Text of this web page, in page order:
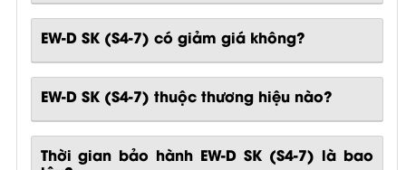
EW-D SK (S4-7) có giảm giá không?
EW-D SK (S4-7) thuộc thương hiệu nào?
Thời gian bảo hành EW-D SK (S4-7) là bao
lâu?